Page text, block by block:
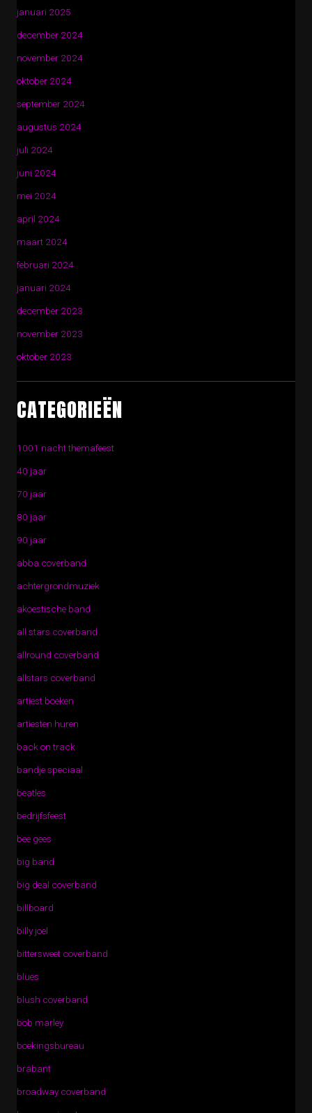
januari 2025
december 2024
november 2024
oktober 2024
september 2024
augustus 2024
juli 2024
juni 2024
mei 2024
april 2024
maart 2024
februari 2024
januari 2024
december 2023
november 2023
oktober 2023
CATEGORIEËN
1001 nacht themafeest
40 jaar
70 jaar
80 jaar
90 jaar
abba coverband
achtergrondmuziek
akoestische band
all stars coverband
allround coverband
allstars coverband
artiest boeken
artiesten huren
back on track
bandje speciaal
beatles
bedrijfsfeest
bee gees
big band
big deal coverband
billboard
billy joel
bittersweet coverband
blues
blush coverband
bob marley
boekingsbureau
brabant
broadway coverband